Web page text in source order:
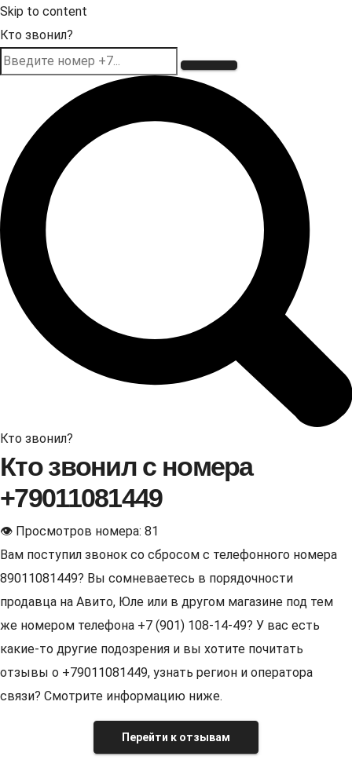
Skip to content
Кто звонил?
Кто звонил?
Кто звонил с номера
+79011081449
👁 Просмотров номера: 81
Вам поступил звонок со сбросом с телефонного номера
89011081449? Вы сомневаетесь в порядочности
продавца на Авито, Юле или в другом магазине под тем
же номером телефона +7 (901) 108-14-49? У вас есть
какие-то другие подозрения и вы хотите почитать
отзывы о +79011081449, узнать регион и оператора
связи? Смотрите информацию ниже.
Перейти к отзывам